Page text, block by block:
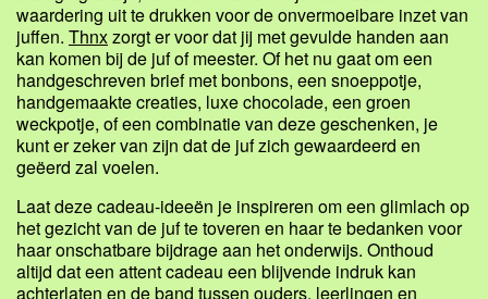
waardering uit te drukken voor de onvermoeibare inzet van
juffen. Thnxzorgt er voor dat jij met gevulde handen aan
kan komen bij de juf of meester. Of het nu gaat om een
handgeschreven brief met bonbons, een snoeppotje,
handgemaakte creaties, luxe chocolade, een groen
weckpotje, of een combinatie van deze geschenken, je
kunt er zeker van zijn dat de juf zich gewaardeerd en
geëerd zal voelen.
Laat deze cadeau-ideeën je inspireren om een glimlach op
het gezicht van de juf te toveren en haar te bedanken voor
haar onschatbare bijdrage aan het onderwijs. Onthoud
altijd dat een attent cadeau een blijvende indruk kan
achterlaten en de band tussen ouders, leerlingen en